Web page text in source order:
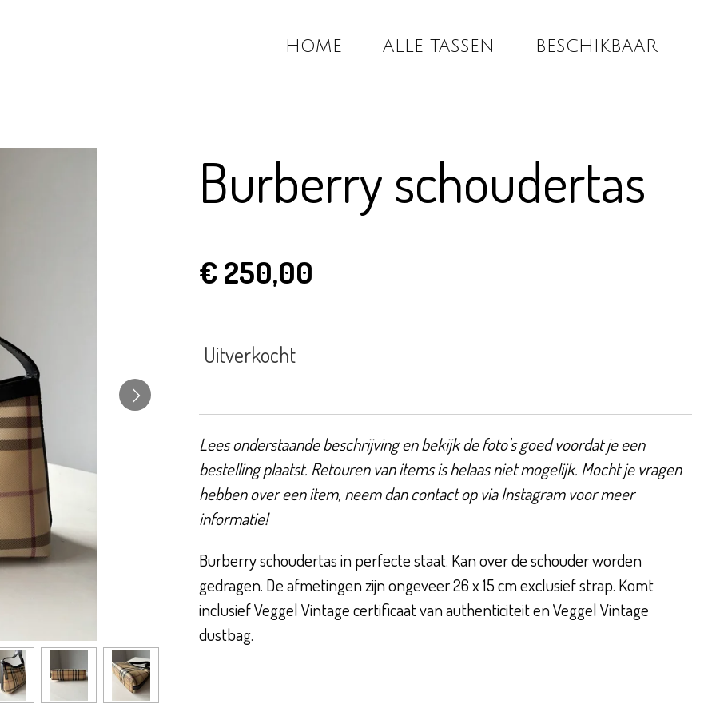
HOME ALLE TASSEN BESCHIKBAAR
Burberry schoudertas
€ 250,00
Uitverkocht
Lees onderstaande beschrijving en bekijk de foto's goed voordat je een
bestelling plaatst. Retouren van items is helaas niet mogelijk. Mocht je vragen
hebben over een item, neem dan contact op via Instagram voor meer
informatie!
Burberry schoudertas in perfecte staat. Kan over de schouder worden
gedragen. De afmetingen zijn ongeveer 26 x 15 cm exclusief strap. Komt
inclusief Veggel Vintage certificaat van authenticiteit en Veggel Vintage
dustbag.